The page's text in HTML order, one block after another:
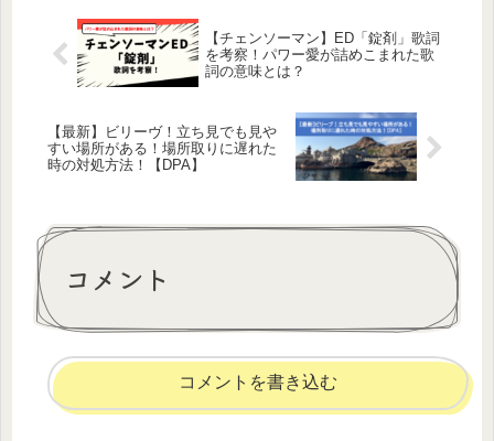
【チェンソーマン】ED「錠剤」歌詞
を考察！パワー愛が詰めこまれた歌
詞の意味とは？
【最新】ビリーヴ！立ち見でも見や
すい場所がある！場所取りに遅れた
時の対処方法！【DPA】
コメント
コメントを書き込む